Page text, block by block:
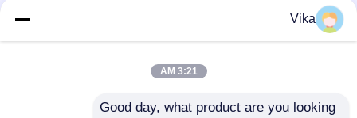
درخواست نقل قول
قطعات یدکی کامینز
Vika
3:21 AM
Good day, what product are you looking